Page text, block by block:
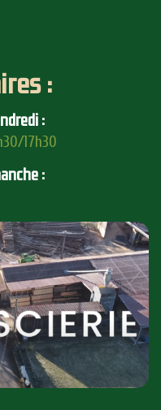
:
:
17h30
: